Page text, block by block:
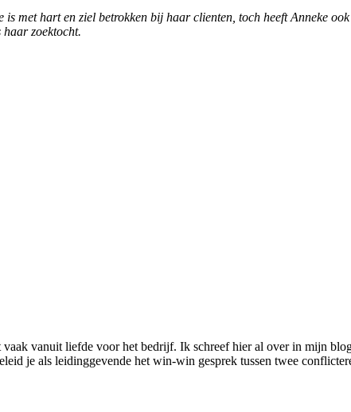
is met hart en ziel betrokken bij haar clienten, toch heeft Anneke
zoektocht.
vaak vanuit liefde voor het bedrijf. Ik schreef hier al over in mijn
je als leidinggevende het win-win gesprek tussen twee